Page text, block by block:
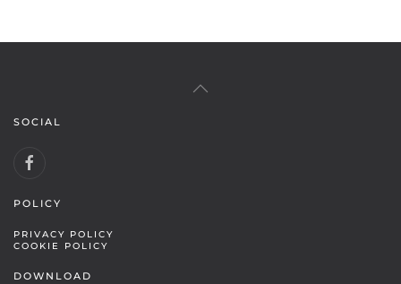
SOCIAL
POLICY
PRIVACY POLICY
COOKIE POLICY
DOWNLOAD